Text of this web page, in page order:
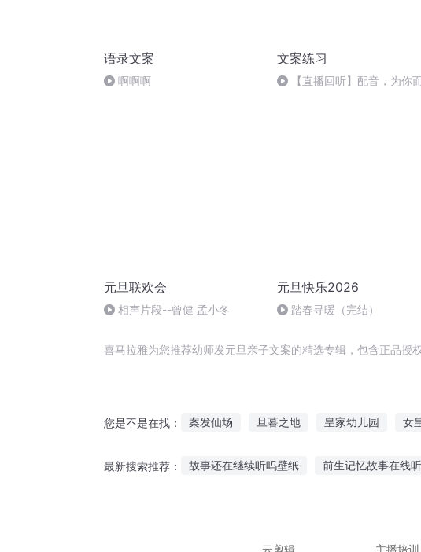
语录文案
啊啊啊
文案练习
【直播回听】配音，为你
元旦联欢会
相声片段--曾健 孟小冬
元旦快乐2026
踏春寻暖（完结）
喜马拉雅为您推荐幼师发元旦亲子文案的精选专辑，包含正品授
您是不是在找： 案发仙场 旦暮之地 皇家幼儿园 女
最新搜索推荐： 故事还在继续听吗壁纸 前生记忆故事在线听
云剪辑
主播培训